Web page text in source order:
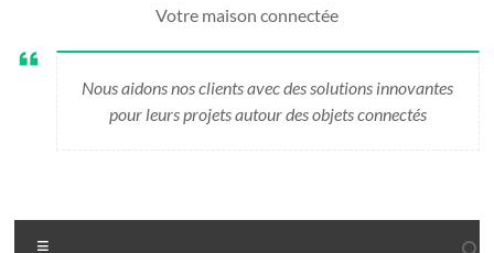
Votre maison connectée
Nous aidons nos clients avec des solutions innovantes
pour leurs projets autour des objets connectés